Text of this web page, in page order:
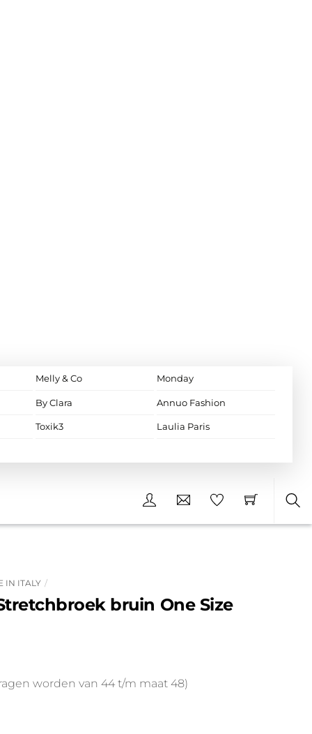
Melly & Co Monday
By Clara Annuo Fashion
Toxik3 Laulia Paris
IN ITALY
bruin One Size
worden van 44 t/m maat 48)